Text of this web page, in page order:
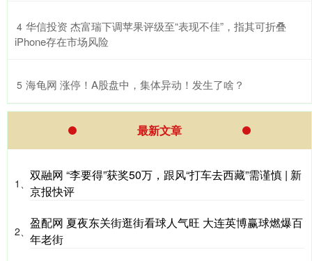
4 ​华信投资 杰富瑞下调苹果评级至“表现不佳”，指其可折叠
iPhone存在市场风险
5 ​海龟网 涨停！A股盘中，集体异动！发生了啥？
最新文章
1、
双融网 “李要得”获奖50万，跟风“打车去西藏”需谨慎 | 新
京报快评
2、
盈配网 夏夜东关街逛街看球人气旺 大连英博赢球燃爆百
年老街